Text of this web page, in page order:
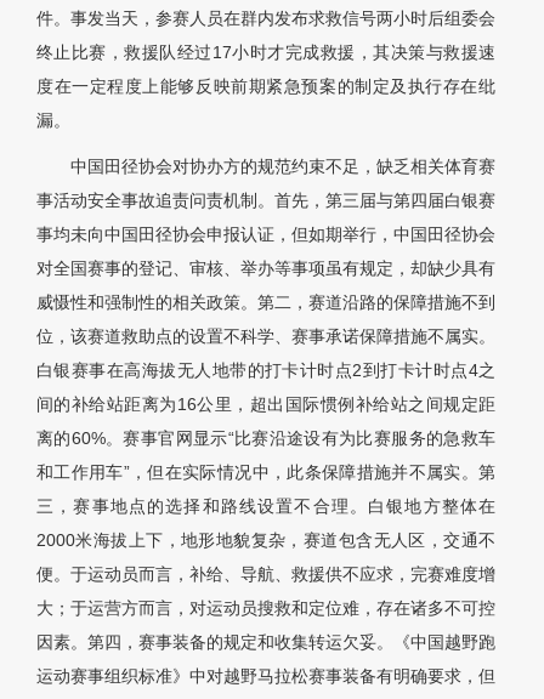
件。事发当天，参赛人员在群内发布求救信号两小时后组委会
终止比赛，救援队经过17小时才完成救援，其决策与救援速
度在一定程度上能够反映前期紧急预案的制定及执行存在纰
漏。
中国田径协会对协办方的规范约束不足，缺乏相关体育赛
事活动安全事故追责问责机制。首先，第三届与第四届白银赛
事均未向中国田径协会申报认证，但如期举行，中国田径协会
对全国赛事的登记、审核、举办等事项虽有规定，却缺少具有
威慑性和强制性的相关政策。第二，赛道沿路的保障措施不到
位，该赛道救助点的设置不科学、赛事承诺保障措施不属实。
白银赛事在高海拔无人地带的打卡计时点2到打卡计时点4之
间的补给站距离为16公里，超出国际惯例补给站之间规定距
离的60%。赛事官网显示“比赛沿途设有为比赛服务的急救车
和工作用车”，但在实际情况中，此条保障措施并不属实。第
三，赛事地点的选择和路线设置不合理。白银地方整体在
2000米海拔上下，地形地貌复杂，赛道包含无人区，交通不
便。于运动员而言，补给、导航、救援供不应求，完赛难度增
大；于运营方而言，对运动员搜救和定位难，存在诸多不可控
因素。第四，赛事装备的规定和收集转运欠妥。《中国越野跑
运动赛事组织标准》中对越野马拉松赛事装备有明确要求，但